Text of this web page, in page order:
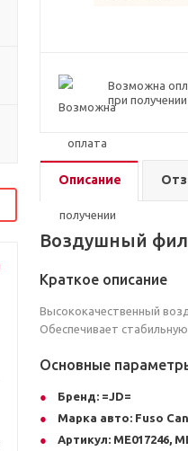
Возможна
при получении
Описание
Воздушный
Краткое описание
Высококачественный
Обеспечивает
Основные
Бренд: =JD=
Марка авто: Fuso
Артикул: ME017246,